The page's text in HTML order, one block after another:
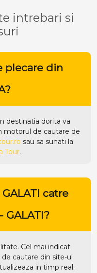
intrebari si
plecare din
destinatia dorita va
motorul de cautare de
sau sa sunati la
Tour.
catre
GALATI?
Cel mai indicat
cautare din site-ul
in timp real.